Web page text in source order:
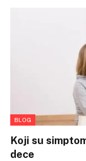
BLOG
Koji su
dece